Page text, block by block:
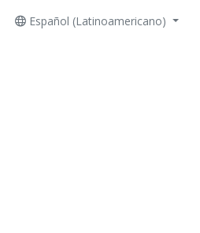
Español (Latinoamericano)